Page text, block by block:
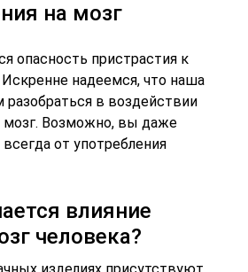
на мозг
опасность пристрастия к
надеемся, что наша
в воздействии
мозг. Возможно, вы даже
от употребления
влияние
человека?